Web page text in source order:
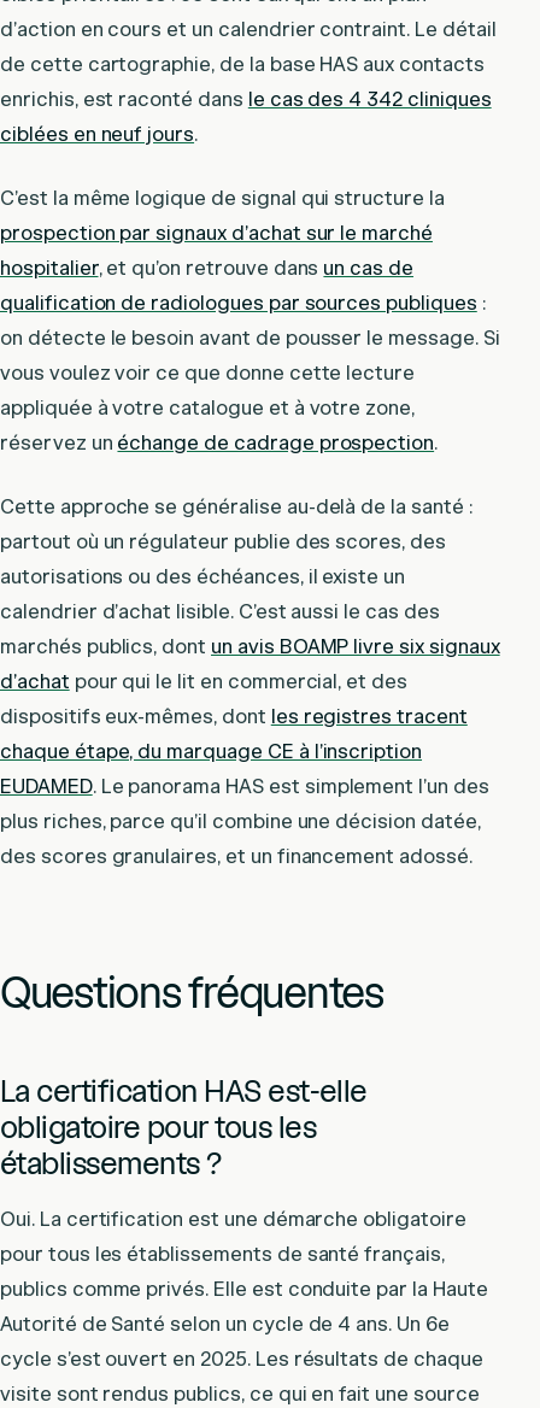
d’action en cours et un calendrier contraint. Le détail
de cette cartographie, de la base HAS aux contacts
enrichis, est raconté dans le cas des 4 342 cliniques
ciblées en neuf jours.
C’est la même logique de signal qui structure la
prospection par signaux d’achat sur le marché
hospitalier, et qu’on retrouve dans un cas de
qualification de radiologues par sources publiques :
on détecte le besoin avant de pousser le message. Si
vous voulez voir ce que donne cette lecture
appliquée à votre catalogue et à votre zone,
réservez un échange de cadrage prospection.
Cette approche se généralise au-delà de la santé :
partout où un régulateur publie des scores, des
autorisations ou des échéances, il existe un
calendrier d’achat lisible. C’est aussi le cas des
marchés publics, dont un avis BOAMP livre six signaux
d’achat pour qui le lit en commercial, et des
dispositifs eux-mêmes, dont les registres tracent
chaque étape, du marquage CE à l’inscription
EUDAMED. Le panorama HAS est simplement l’un des
plus riches, parce qu’il combine une décision datée,
des scores granulaires, et un financement adossé.
Questions fréquentes
La certification HAS est-elle
obligatoire pour tous les
établissements ?
Oui. La certification est une démarche obligatoire
pour tous les établissements de santé français,
publics comme privés. Elle est conduite par la Haute
Autorité de Santé selon un cycle de 4 ans. Un 6e
cycle s’est ouvert en 2025. Les résultats de chaque
visite sont rendus publics, ce qui en fait une source